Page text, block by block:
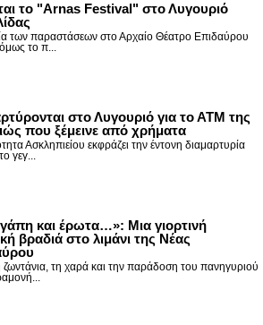
το "Arnas Festival" στο Λυγουριό
των παραστάσεων στο Αρχαίο Θέατρο Επιδαύρου
όμως το π...
στο Λυγουριό για το ΑΤΜ της
που ξέμεινε από χρήματα
Ασκληπιείου εκφράζει την έντονη διαμαρτυρία
γεγ...
και έρωτα…»: Μια γιορτινή
βραδιά στο λιμάνι της Νέας
ζωντάνια, τη χαρά και την παράδοση του πανηγυριού